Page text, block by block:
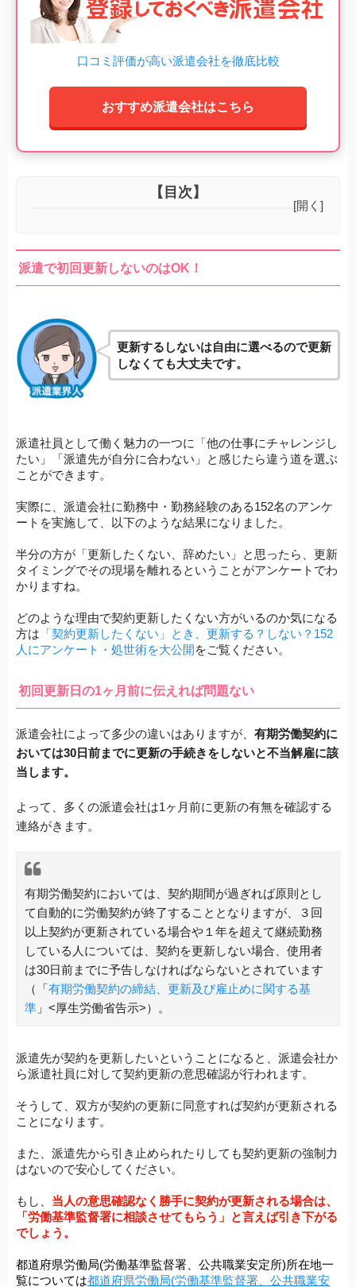
口コミ評価が高い派遣会社を徹底比較
おすすめ派遣会社はこちら
【目次】
[開く]
派遣で初回更新しないのはOK！
更新するしないは自由に選べるので更新
しなくても大丈夫です。
派遣社員として働く魅力の一つに「他の仕事にチャレンジし
たい」「派遣先が自分に合わない」と感じたら違う道を選ぶ
ことができます。
実際に、派遣会社に勤務中・勤務経験のある152名のアンケ
ートを実施して、以下のような結果になりました。
半分の方が「更新したくない、辞めたい」と思ったら、更新
タイミングでその現場を離れるということがアンケートでわ
かりますね。
どのような理由で契約更新したくない方がいるのか気になる
方は 「契約更新したくない」とき、更新する？しない？152
人にアンケート・処世術を大公開をご覧ください。
初回更新日の1ヶ月前に伝えれば問題ない
派遣会社によって多少の違いはありますが、 有期労働契約に
おいては30日前までに更新の手続きをしないと不当解雇に該
当します。
よって、多くの派遣会社は1ヶ月前に更新の有無を確認する
連絡がきます。
有期労働契約においては、契約期間が過ぎれば原則とし
て自動的に労働契約が終了することとなりますが、３回
以上契約が更新されている場合や１年を超えて継続勤務
している人については、契約を更新しない場合、使用者
は30日前までに予告しなければならないとされています
（「有期労働契約の締結、更新及び雇止めに関する基
準 」<厚生労働省告示>）。
派遣先が契約を更新したいということになると、派遣会社か
ら派遣社員に対して契約更新の意思確認が行われます。
そうして、双方が契約の更新に同意すれば契約が更新される
ことになります。
また、派遣先から引き止められたりしても契約更新の強制力
はないので安心してください。
もし、 当人の意思確認なく勝手に契約が更新される場合は、
「労働基準監督署に相談させてもらう」と言えば引き下がる
でしょう。
都道府県労働局(労働基準監督署、公共職業安定所)所在地一
覧については都道府県労働局(労働基準監督署、公共職業安